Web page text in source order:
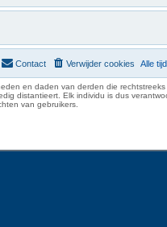
Alle
Verwijder cookies
Contact
en daden van derden die
distantieert. Elk individu is dus
van gebruikers.